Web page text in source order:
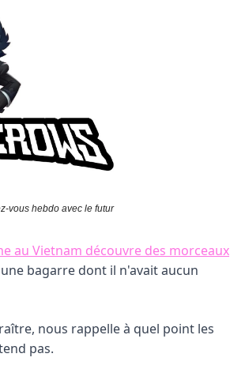
vous hebdo avec le futur
au Vietnam découvre des morceaux
bagarre dont il n'avait aucun
nous rappelle à quel point les
pas.